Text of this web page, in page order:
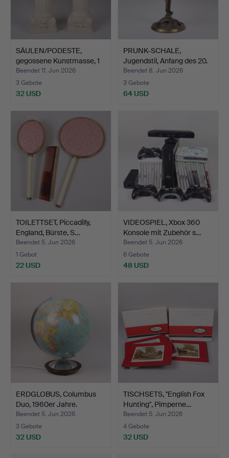
SÄULEN/PODESTE,
gegossene Kunstmasse, 1
Pa…
Beendet 11. Jun 2026
3 Gebote
32 USD
PRUNK-SCHALE,
Jugendstil, Anfang des 20.
J…
Beendet 8. Jun 2026
3 Gebote
64 USD
TOILETTSET, Piccadilly,
England, Bürste, S…
Beendet 5. Jun 2026
1 Gebot
22 USD
VIDEOSPIEL, Xbox 360
Konsole mit Zubehör s…
Beendet 5. Jun 2026
6 Gebote
48 USD
ERDGLOBUS, Columbus
Duo, 1960er Jahre.
Beendet 5. Jun 2026
3 Gebote
32 USD
TISCHSETS, "English Fox
Hunting", Pimperne…
Beendet 5. Jun 2026
4 Gebote
32 USD